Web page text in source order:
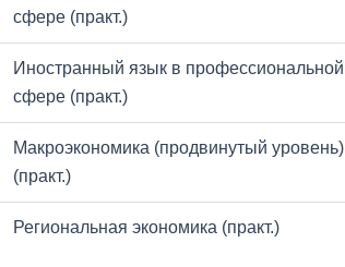
сфере (практ.)
Иностранный язык в профессиональной
сфере (практ.)
Макроэкономика (продвинутый уровень)
(практ.)
Региональная экономика (практ.)